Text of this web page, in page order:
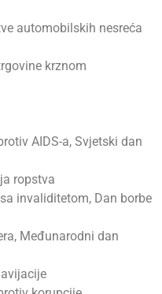
automobilskih nesreća
krznom
AIDS-a, Svjetski dan
ropstva
invaliditetom, Dan borbe
Međunarodni dan